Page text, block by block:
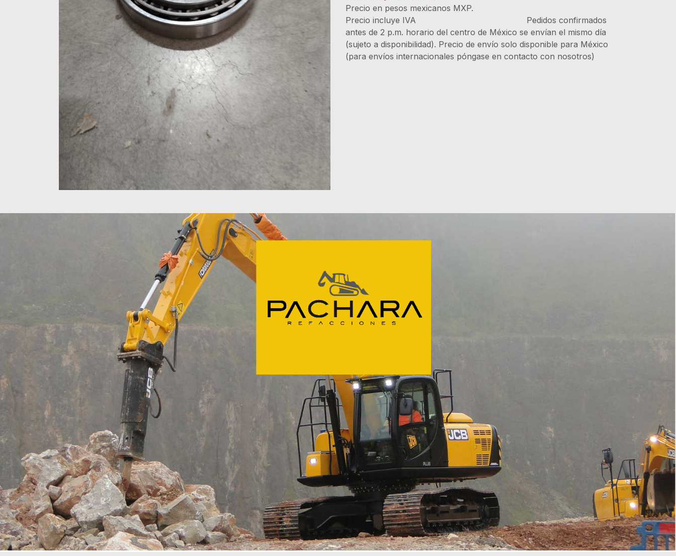
Precio en pesos mexicanos MXP.
Precio incluye IVA Pedidos confirmados
antes de 2 p.m. horario del centro de México se envían el mismo día
(sujeto a disponibilidad). Precio de envío solo disponible para México
(para envíos internacionales póngase en contacto con nosotros)